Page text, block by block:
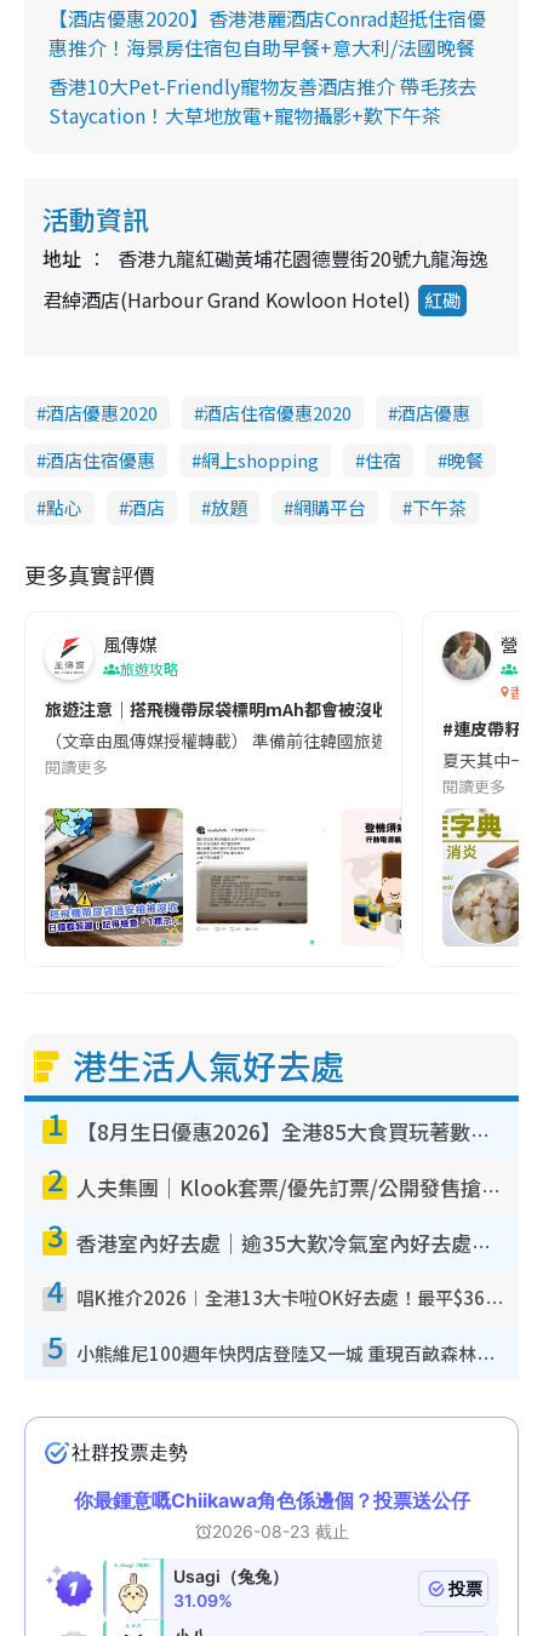
【酒店優惠2020】香港港麗酒店Conrad超抵住宿優
惠推介！海景房住宿包自助早餐+意大利/法國晚餐
香港10大Pet-Friendly寵物友善酒店推介 帶毛孩去
Staycation！大草地放電+寵物攝影+歎下午茶
活動資訊
地址
香港九龍紅磡黃埔花園德豐街20號九龍海逸
君綽酒店(Harbour Grand Kowloon Hotel)
紅磡
酒店優惠2020 酒店住宿優惠2020
酒店優惠
酒店住宿優惠
網上shopping 住宿
晚餐
點心
酒店 放題 網購平台 下午茶
更多真實評價
風傳媒
旅遊攻略
旅遊注意｜搭飛機帶尿袋標明mAh都會被沒收😱出發前切記檢查
（文章由風傳媒授權轉載） 準備前往韓國旅遊的民眾，近期要
閱讀更多
營養
香港
#連皮帶籽
夏天其中一
閱讀更多
港生活人氣好去處
1 【8月生日優惠2026】全港85大食買玩著數攻略 自助餐/火鍋放題同行免費＋誠品/DONKI送現金券
2 人夫集團｜Klook套票/優先訂票/公開發售搶飛攻略！附票價.購票連結.場地座位表
3 香港室內好去處｜逾35大歎冷氣室內好去處推介 室內活動免費避雨無懼落雨
4 唱K推介2026︱全港13大卡啦OK好去處！最平$36起 日文K都有！(附地址+收費詳情)
5 小熊維尼100週年快閃店登陸又一城 重現百畝森林經典場景／獨家限定盲盒登場／專屬DIY香水